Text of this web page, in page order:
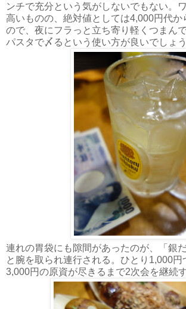
ンチで充分という気がしないでもない。
高いものの、絶対値としては4,000円代か
ので、夜にフラっと立ち寄り軽くつまん
パスタで〆るという使い方が良いでしょう
連れの胃袋にも隙間があったのが、「銀
と腕を取られ連行される。ひとり1,000円
3,000円の原資が尽きるまで2次会を継続